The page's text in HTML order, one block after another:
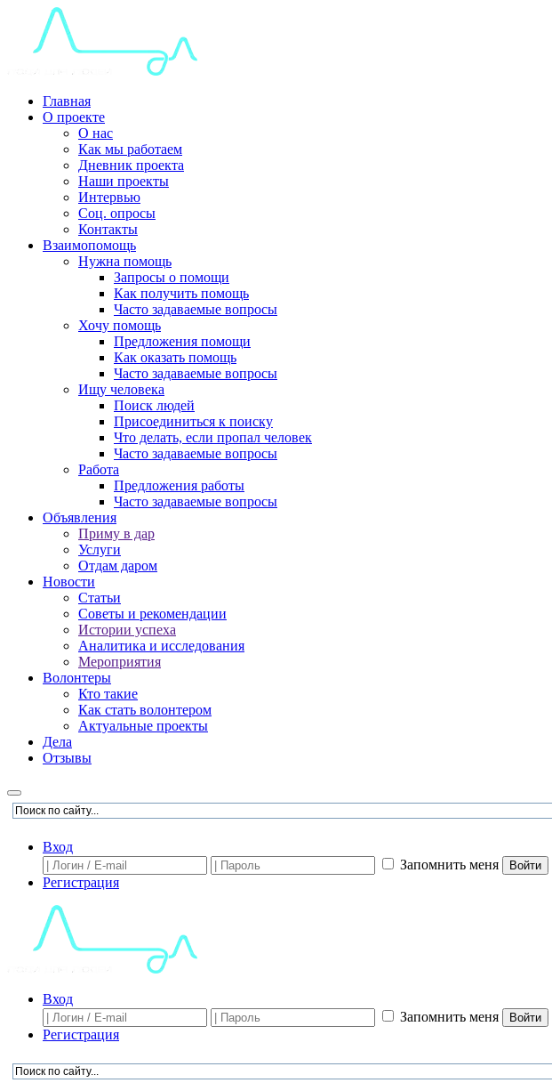
Главная
О проекте
О нас
Как мы работаем
Дневник проекта
Наши проекты
Интервью
Соц. опросы
Контакты
Взаимопомощь
Нужна помощь
Запросы о помощи
Как получить помощь
Часто задаваемые вопросы
Хочу помощь
Предложения помощи
Как оказать помощь
Часто задаваемые вопросы
Ищу человека
Поиск людей
Присоединиться к поиску
Что делать, если пропал человек
Часто задаваемые вопросы
Работа
Предложения работы
Часто задаваемые вопросы
Объявления
Приму в дар
Услуги
Отдам даром
Новости
Статьи
Советы и рекомендации
Истории успеха
Аналитика и исследования
Мероприятия
Волонтеры
Кто такие
Как стать волонтером
Актуальные проекты
Дела
Отзывы
Вход
Запомнить меня
Войти
Регистрация
Вход
Запомнить меня
Войти
Регистрация